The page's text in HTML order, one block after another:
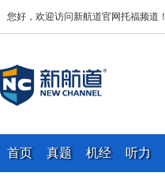
您好，欢迎访问新航道官网托福频道！
首页 真题 机经 听力